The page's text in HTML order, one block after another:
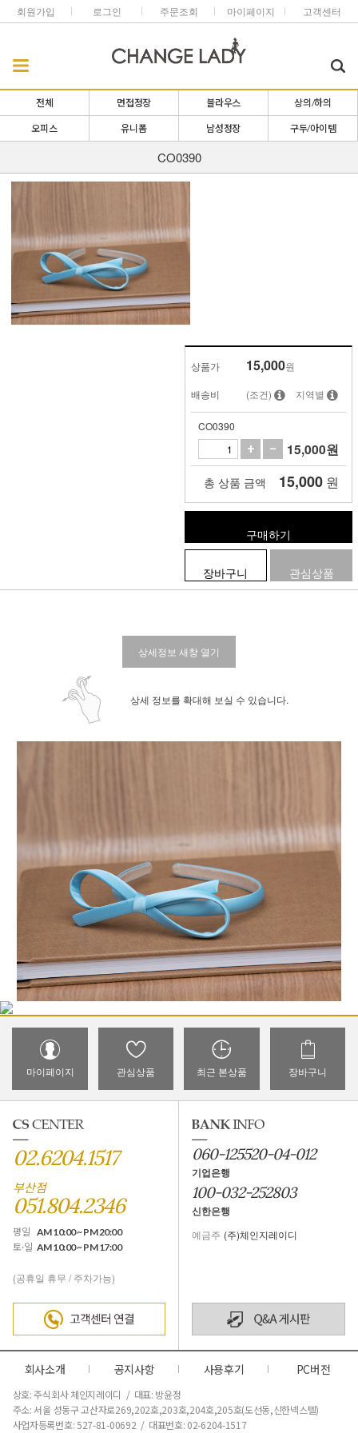
회원가입 로그인 주문조회 마이페이지 고객센터
전체 면접정장 블라우스 상의/하의
오피스 유니폼 남성정장 구두/아이템
CO0390
상품가 15,000원
배송비 (조건) 지역별
CO0390
15,000원
총 상품 금액 15,000 원
구매하기
장바구니 관심상품
상세정보 새창 열기
상세 정보를 확대해 보실 수 있습니다.
마이페이지 관심상품 최근 본상품 장바구니
02.6204.1517
부산점
051.804.2346
평일 AM 10:00 ~ PM 20:00
토·일 AM 10:00 ~ PM 17:00
(공휴일 휴무 / 주차가능)
060-125520-04-012
기업은행
100-032-252803
신한은행
예금주 (주)체인지레이디
회사소개 공지사항 사용후기 PC버전
상호: 주식회사 체인지레이디 / 대표: 방윤정
주소: 서울 성동구 고산자로269,202호,203호,204호,205호(도선동,신한넥스텔)
사업자등록번호: 527-81-00692 / 대표번호: 02-6204-1517